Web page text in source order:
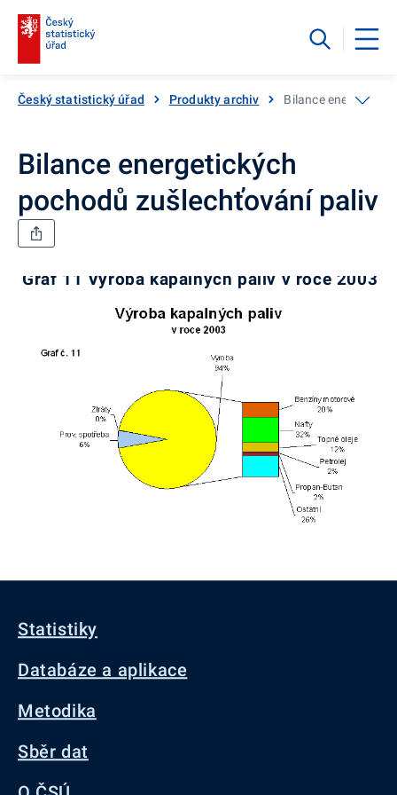
Český statistický úřad Produkty archiv Bilance
Bilance energetických
pochodů zušlechťování paliv
Graf 11 Výroba kapalných paliv v roce 2003
Statistiky
Databáze a aplikace
Metodika
Sběr dat